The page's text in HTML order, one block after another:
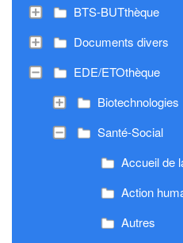
BTS-BUTthèque
Documents divers
EDE/ETOthèque
Biotechnologies
Santé-Social
Accueil de
Action
Autres